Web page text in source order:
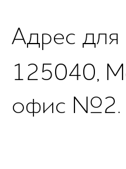
Адрес для
125040,
офис №2.